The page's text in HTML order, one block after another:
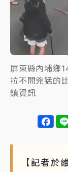
周末精選｜
任 預算難關
蔣萬安的建
要3件事
屏東縣內埔鄉
拉不開兇猛的
鎮資訊
【記者於